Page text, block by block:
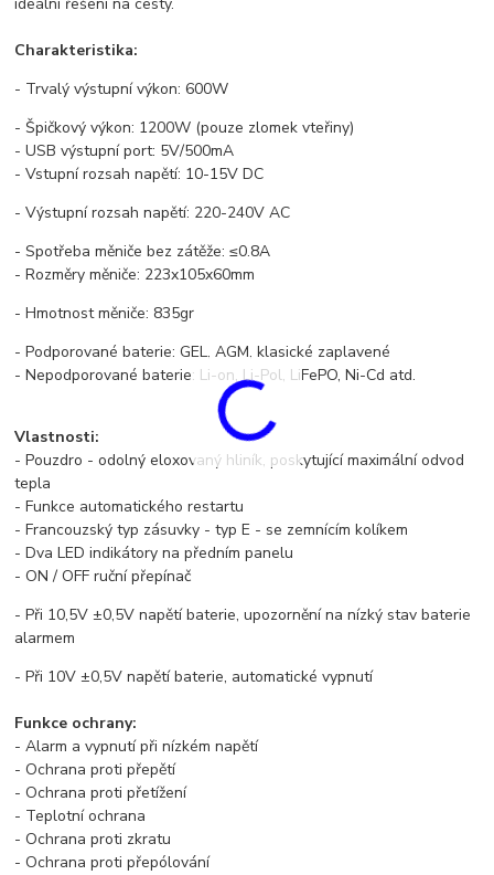
ideální řešení na cesty.
Charakteristika:
- Trvalý výstupní výkon: 600W
- Špičkový výkon: 1200W (pouze zlomek vteřiny)
- USB výstupní port: 5V/500mA
- Vstupní rozsah napětí: 10-15V DC
- Výstupní rozsah napětí: 220-240V AC
- Spotřeba měniče bez zátěže: ≤0.8A
- Rozměry měniče: 223x105x60mm
- Hmotnost měniče: 835gr
- Podporované baterie: GEL, AGM, klasické zaplavené
- Nepodporované baterie: Li-on, Li-Pol, LiFePO, Ni-Cd atd.
Vlastnosti:
- Pouzdro - odolný eloxovaný hliník, poskytující maximální odvod
tepla
- Funkce automatického restartu
- Francouzský typ zásuvky - typ E - se zemnícím kolíkem
- Dva LED indikátory na předním panelu
- ON / OFF ruční přepínač
- Při 10,5V ±0,5V napětí baterie, upozornění na nízký stav baterie
alarmem
- Při 10V ±0,5V napětí baterie, automatické vypnutí
Funkce ochrany:
- Alarm a vypnutí při nízkém napětí
- Ochrana proti přepětí
- Ochrana proti přetížení
- Teplotní ochrana
- Ochrana proti zkratu
- Ochrana proti přepólování